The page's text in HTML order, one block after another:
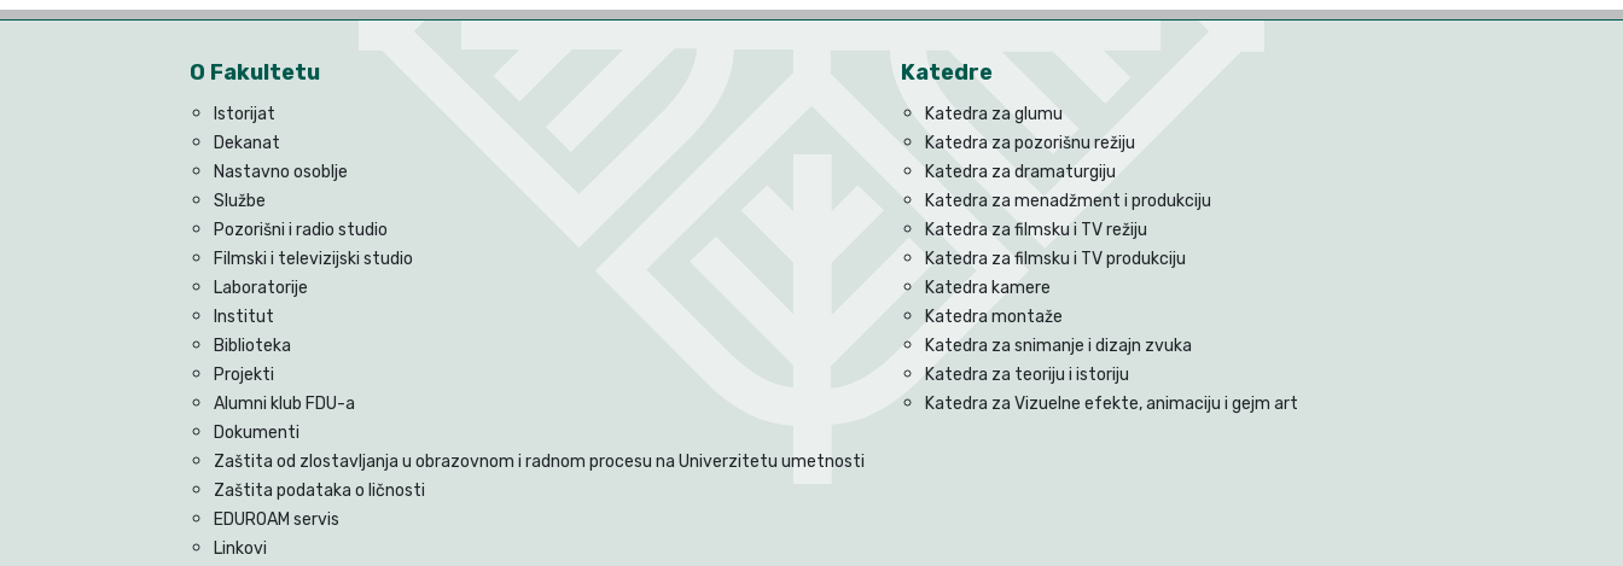
O Fakultetu
Istorijat
Dekanat
Nastavno osoblje
Službe
Pozorišni i radio studio
Filmski i televizijski studio
Laboratorije
Institut
Biblioteka
Projekti
Alumni klub FDU-a
Dokumenti
Zaštita od zlostavljanja u obrazovnom i radnom procesu na Univerzitetu umetnosti
Zaštita podataka o ličnosti
EDUROAM servis
Linkovi
Katedre
Katedra za glumu
Katedra za pozorišnu režiju
Katedra za dramaturgiju
Katedra za menadžment i produkciju
Katedra za filmsku i TV režiju
Katedra za filmsku i TV produkciju
Katedra kamere
Katedra montaže
Katedra za snimanje i dizajn zvuka
Katedra za teoriju i istoriju
Katedra za Vizuelne efekte, animaciju i gejm art